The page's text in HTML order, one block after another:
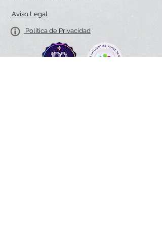
Aviso Legal
Política de Privacidad